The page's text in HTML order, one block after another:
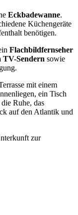
Eckbadewanne.
Küchengeräte
benötigen.
Flachbildfernseher
TV-Sendern sowie
mit einem
ein Tisch
Ruhe, das
auf den Atlantik und
zur